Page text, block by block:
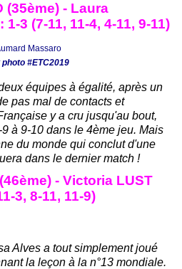
(35ème) - Laura
3 (7-11, 11-4, 4-11, 9-11)
#ETC2019
équipes à égalité, après un
pas mal de contacts et
y a cru jusqu'au bout,
à 9-10 dans le 4ème jeu. Mais
du monde qui conclut d'une
dans le dernier match !
- Victoria LUST
3, 8-11, 11-9)
Alves a tout simplement joué
la leçon à la n°13 mondiale.